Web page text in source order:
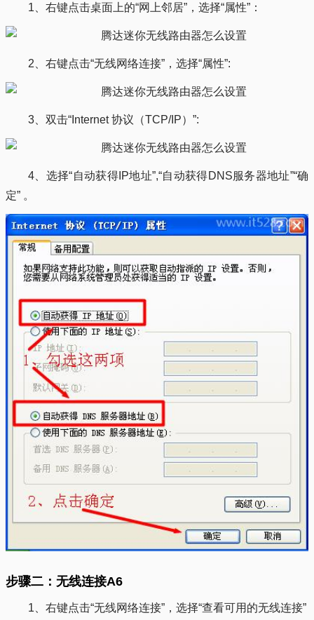
1、右键点击桌面上的“网上邻居”，选择“属性”：
2、右键点击“无线网络连接”，选择“属性”:
3、双击“Internet 协议（TCP/IP）”:
4、选择“自动获得IP地址”,“自动获得DNS服务器地址”“确
定” 。
步骤二：无线连接A6
1、右键点击“无线网络连接”，选择“查看可用的无线连接”